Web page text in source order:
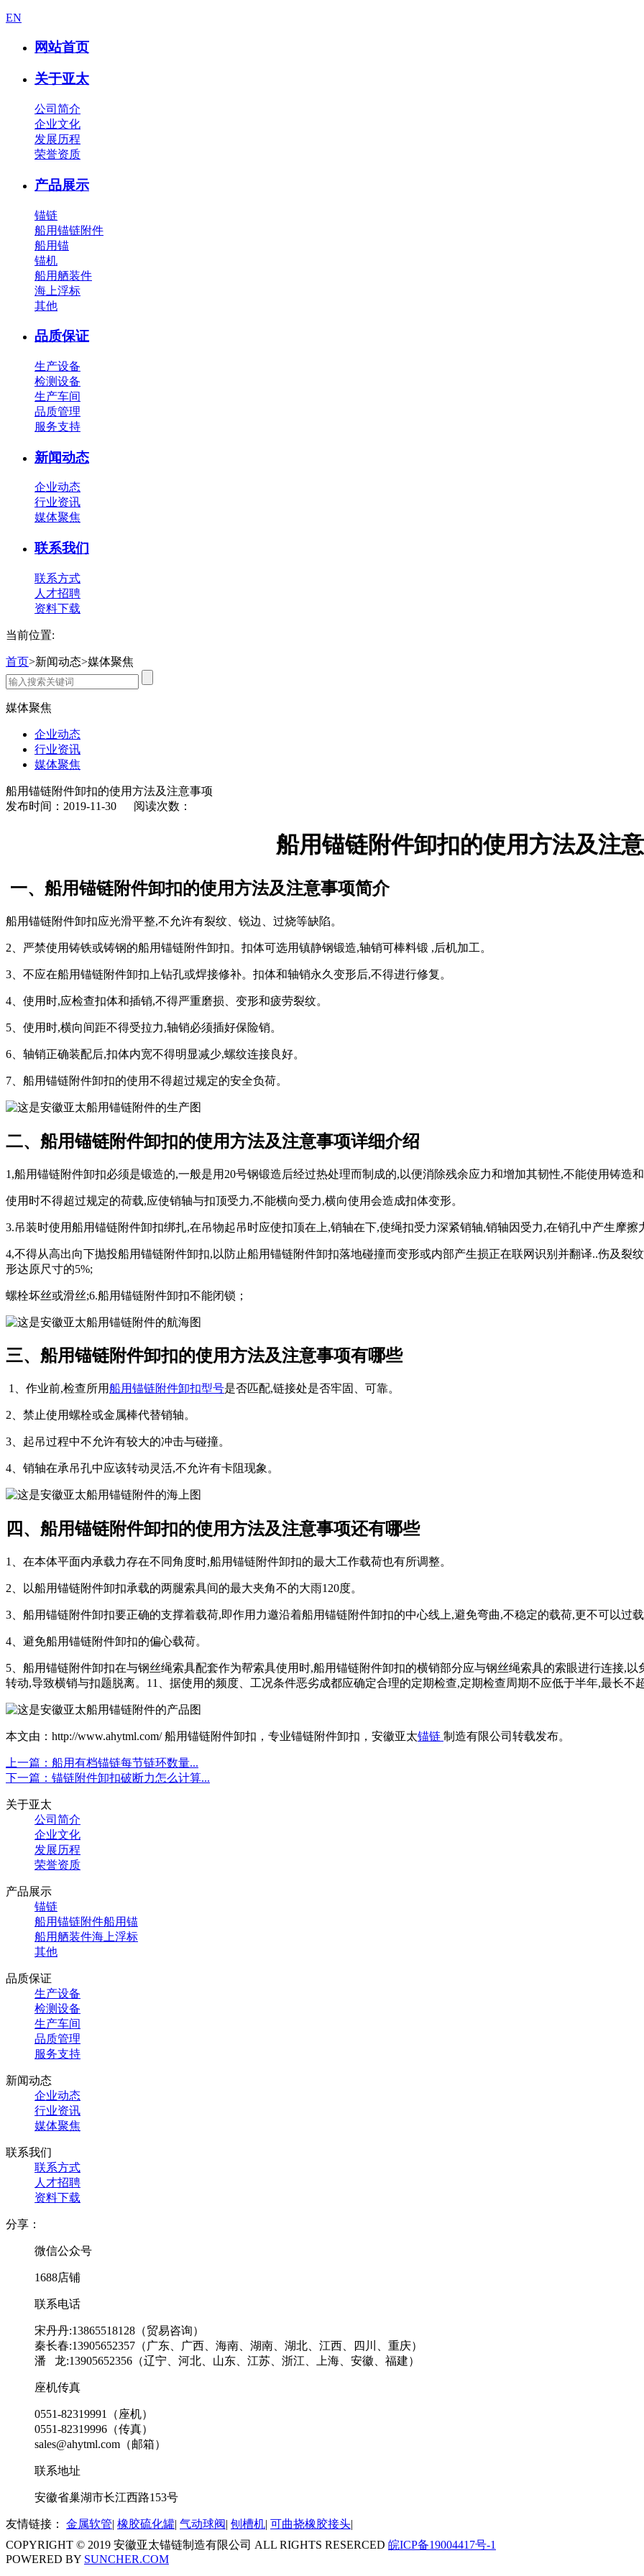
EN
网站首页
关于亚太
公司简介
企业文化
发展历程
荣誉资质
产品展示
锚链
船用锚链附件
船用锚
锚机
船用舾装件
海上浮标
其他
品质保证
生产设备
检测设备
生产车间
品质管理
服务支持
新闻动态
企业动态
行业资讯
媒体聚焦
联系我们
联系方式
人才招聘
资料下载
当前位置:
首页>新闻动态>媒体聚焦
媒体聚焦
企业动态
行业资讯
媒体聚焦
船用锚链附件卸扣的使用方法及注意事项
发布时间：2019-11-30 阅读次数：
船用锚链附件卸扣的使用方法及注
一、 船用锚链附件卸扣的使用方法及注意事项简介
船用锚链附件卸扣应光滑平整,不允许有裂纹、锐边、过烧等缺陷。
2、严禁使用铸铁或铸钢的船用锚链附件卸扣。扣体可选用镇静钢锻造,轴销可棒料锻 ,后机加工。
3、不应在船用锚链附件卸扣上钻孔或焊接修补。扣体和轴销永久变形后,不得进行修复。
4、使用时,应检查扣体和插销,不得严重磨损、变形和疲劳裂纹。
5、使用时,横向间距不得受拉力,轴销必须插好保险销。
6、轴销正确装配后,扣体内宽不得明显减少,螺纹连接良好。
7、船用锚链附件卸扣的使用不得超过规定的安全负荷。
二、船用锚链附件卸扣的使用方法及注意事项详细介绍
1,船用锚链附件卸扣必须是锻造的,一般是用20号钢锻造后经过热处理而制成的,以便消除残余应力和增加其韧性,不能使用铸造
使用时不得超过规定的荷载,应使销轴与扣顶受力,不能横向受力,横向使用会造成扣体变形。
3.吊装时使用船用锚链附件卸扣绑扎,在吊物起吊时应使扣顶在上,销轴在下,使绳扣受力深紧销轴,销轴因受力,在销孔中产生摩擦
4,不得从高出向下抛投船用锚链附件卸扣,以防止船用锚链附件卸扣落地碰撞而变形或内部产生损正在联网识别并翻译..伤及裂
形达原尺寸的5%;
螺栓坏丝或滑丝;6.船用锚链附件卸扣不能闭锁；
三、船用锚链附件卸扣的使用方法及注意事项有哪些
1、作业前,检查所用船用锚链附件卸扣型号是否匹配,链接处是否牢固、可靠。
2、禁止使用螺栓或金属棒代替销轴。
3、起吊过程中不允许有较大的冲击与碰撞。
4、销轴在承吊孔中应该转动灵活,不允许有卡阻现象。
四、船用锚链附件卸扣的使用方法及注意事项还有哪些
1、在本体平面内承载力存在不同角度时,船用锚链附件卸扣的最大工作载荷也有所调整。
2、以船用锚链附件卸扣承载的两腿索具间的最大夹角不的大雨120度。
3、船用锚链附件卸扣要正确的支撑着载荷,即作用力邀沿着船用锚链附件卸扣的中心线上,避免弯曲,不稳定的载荷,更不可以过
4、避免船用锚链附件卸扣的偏心载荷。
5、船用锚链附件卸扣在与钢丝绳索具配套作为帮索具使用时,船用锚链附件卸扣的横销部分应与钢丝绳索具的索眼进行连接,
转动,导致横销与扣题脱离。11、据使用的频度、工况条件恶劣成都应确定合理的定期检查,定期检查周期不应低于半年,最长不
本文由：http://www.ahytml.com/ 船用锚链附件卸扣，专业锚链附件卸扣，安徽亚太锚链 制造有限公司转载发布。
上一篇：船用有档锚链每节链环数量...
下一篇：锚链附件卸扣破断力怎么计算...
关于亚太
公司简介
企业文化
发展历程
荣誉资质
产品展示
锚链
船用锚链附件船用锚
船用舾装件海上浮标
其他
品质保证
生产设备
检测设备
生产车间
品质管理
服务支持
新闻动态
企业动态
行业资讯
媒体聚焦
联系我们
联系方式
人才招聘
资料下载
分享：
微信公众号
1688店铺
联系电话
宋丹丹:13865518128（贸易咨询）
秦长春:13905652357（广东、广西、海南、湖南、湖北、江西、四川、重庆）
潘 龙:13905652356（辽宁、河北、山东、江苏、浙江、上海、安徽、福建）
座机传真
0551-82319991（座机）
0551-82319996（传真）
sales@ahytml.com（邮箱）
联系地址
安徽省巢湖市长江西路153号
友情链接： 金属软管| 橡胶硫化罐| 气动球阀| 刨槽机| 可曲挠橡胶接头|
COPYRIGHT © 2019 安徽亚太锚链制造有限公司 ALL RIGHTS RESERCED 皖ICP备19004417号-1
POWERED BY SUNCHER.COM